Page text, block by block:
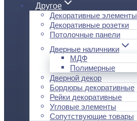
Другое
Декоративные элементы
Декоративные розетки
Потолочные панели
Дверные наличники
МДФ
Полимерные
Дверной декор
Бордюры декоративные
Рейки декоративные
Угловые элементы
Сопутствующие товары